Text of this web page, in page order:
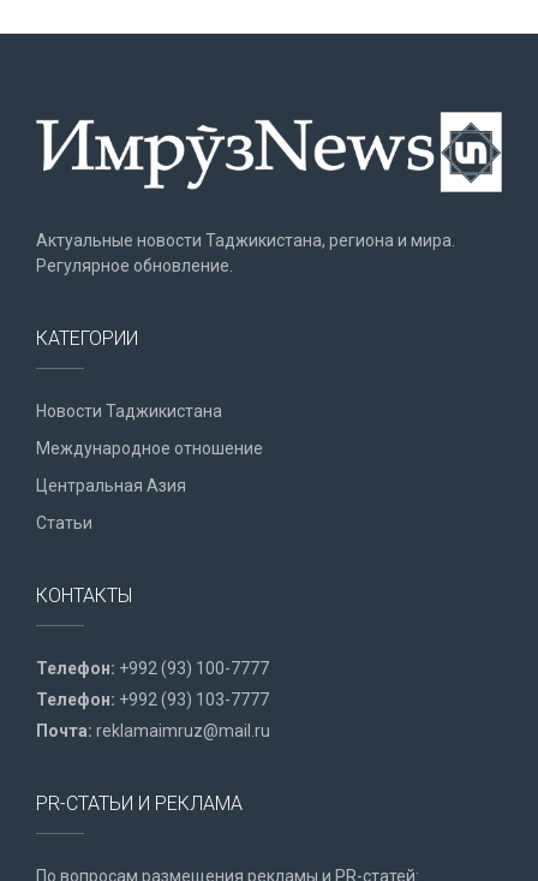
Актуальные новости Таджикистана, региона и мира.
Регулярное обновление.
КАТЕГОРИИ
Новости Таджикистана
Международное отношение
Центральная Азия
Статьи
КОНТАКТЫ
Телефон: +992 (93) 100-7777
Телефон: +992 (93) 103-7777
Почта: reklamaimruz@mail.ru
PR-СТАТЬИ И РЕКЛАМА
По вопросам размещения рекламы и PR-статей: